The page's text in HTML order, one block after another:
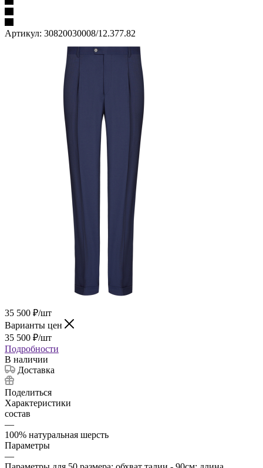
Артикул: 30820030008/12.377.82
35 500 ₽/шт
Варианты цен
35 500 ₽/шт
Подробности
В наличии
Доставка
Поделиться
Характеристики
состав
—
100% натуральная шерсть
Параметры
—